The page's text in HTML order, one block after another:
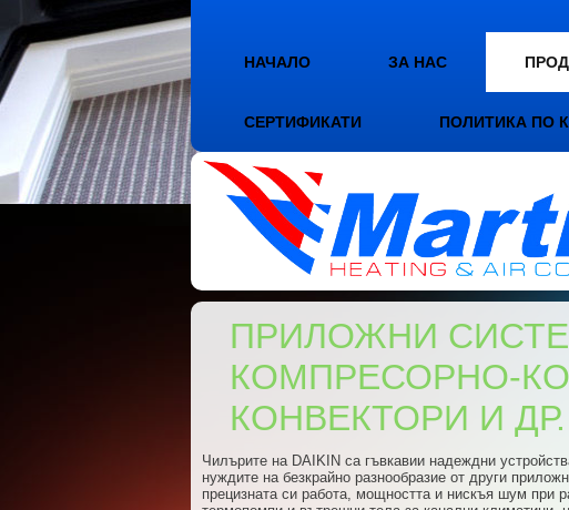
НАЧАЛО ЗА НАС
СЕРТИФИКАТИ ПОЛИТИКА ПО
ПРИЛОЖНИ
КОМПРЕСОРНО-
КОНВЕКТОРИ И ДР.
Чилърите на DAIKIN са гъвкавии надеждни
нуждите на безкрайно разнообразие от други
прецизната си работа, мощността и нискъя шум при